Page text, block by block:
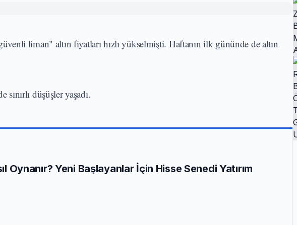
liman" altın fiyatları hızlı yükselmişti. Haftanın ilk gününde de altın
düşüşler yaşadı.
Oynanır? Yeni Başlayanlar İçin Hisse Senedi Yatırım